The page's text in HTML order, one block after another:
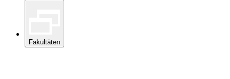
Fakultäten